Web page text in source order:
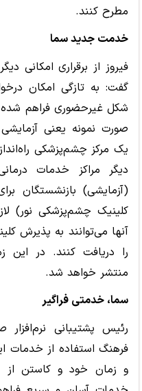
مطرح کنند.
خدمت جدید سما
فیروز از برقراری امکانی
گفت: به تازگی امکان
شکل غیرحضوری فراهم
صورت نمونه یعنی
یک مرکز چشم‌پزشکی
دیگر مراکز خدمات
(آزمایشی) بازنشستگان
کلینیک چشم‌پزشکی نور)
آنها می‌توانند به پذیرش
را دریافت کنند. در این
منتشر خواهد شد.
سما، خدمتی فراگیر
رئیس پشتیبانی
فرهنگ استفاده از خدمات
و زمان خود و کاستن از